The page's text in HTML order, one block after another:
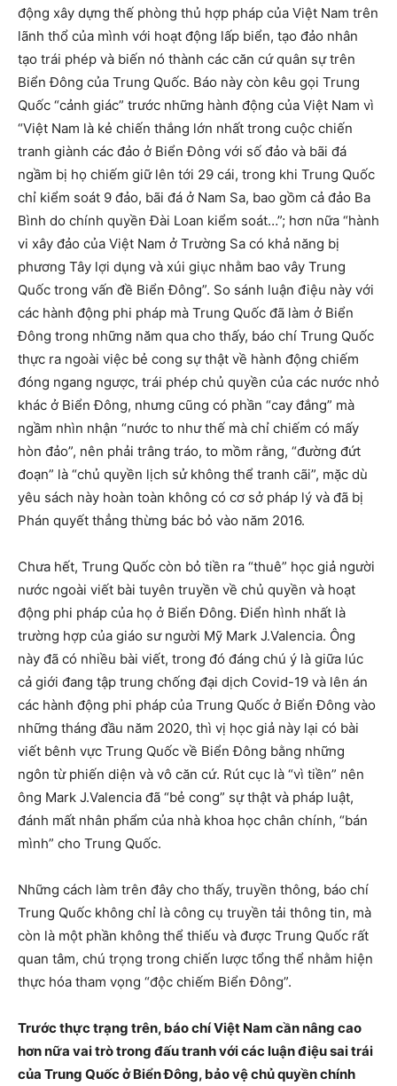
động xây dựng thế phòng thủ hợp pháp của Việt Nam trên
lãnh thổ của mình với hoạt động lấp biển, tạo đảo nhân
tạo trái phép và biến nó thành các căn cứ quân sự trên
Biển Đông của Trung Quốc. Báo này còn kêu gọi Trung
Quốc “cảnh giác” trước những hành động của Việt Nam vì
“Việt Nam là kẻ chiến thắng lớn nhất trong cuộc chiến
tranh giành các đảo ở Biển Đông với số đảo và bãi đá
ngầm bị họ chiếm giữ lên tới 29 cái, trong khi Trung Quốc
chỉ kiểm soát 9 đảo, bãi đá ở Nam Sa, bao gồm cả đảo Ba
Bình do chính quyền Đài Loan kiểm soát…”; hơn nữa “hành
vi xây đảo của Việt Nam ở Trường Sa có khả năng bị
phương Tây lợi dụng và xúi giục nhằm bao vây Trung
Quốc trong vấn đề Biển Đông”. So sánh luận điệu này với
các hành động phi pháp mà Trung Quốc đã làm ở Biển
Đông trong những năm qua cho thấy, báo chí Trung Quốc
thực ra ngoài việc bẻ cong sự thật về hành động chiếm
đóng ngang ngược, trái phép chủ quyền của các nước nhỏ
khác ở Biển Đông, nhưng cũng có phần “cay đắng” mà
ngầm nhìn nhận “nước to như thế mà chỉ chiếm có mấy
hòn đảo”, nên phải trâng tráo, to mồm rằng, “đường đứt
đoạn” là “chủ quyền lịch sử không thể tranh cãi”, mặc dù
yêu sách này hoàn toàn không có cơ sở pháp lý và đã bị
Phán quyết thẳng thừng bác bỏ vào năm 2016.
Chưa hết, Trung Quốc còn bỏ tiền ra “thuê” học giả người
nước ngoài viết bài tuyên truyền về chủ quyền và hoạt
động phi pháp của họ ở Biển Đông. Điển hình nhất là
trường hợp của giáo sư người Mỹ Mark J.Valencia. Ông
này đã có nhiều bài viết, trong đó đáng chú ý là giữa lúc
cả giới đang tập trung chống đại dịch Covid-19 và lên án
các hành động phi pháp của Trung Quốc ở Biển Đông vào
những tháng đầu năm 2020, thì vị học giả này lại có bài
viết bênh vực Trung Quốc về Biển Đông bằng những
ngôn từ phiến diện và vô căn cứ. Rút cục là “vì tiền” nên
ông Mark J.Valencia đã “bẻ cong” sự thật và pháp luật,
đánh mất nhân phẩm của nhà khoa học chân chính, “bán
mình” cho Trung Quốc.
Những cách làm trên đây cho thấy, truyền thông, báo chí
Trung Quốc không chỉ là công cụ truyền tải thông tin, mà
còn là một phần không thể thiếu và được Trung Quốc rất
quan tâm, chú trọng trong chiến lược tổng thể nhằm hiện
thực hóa tham vọng “độc chiếm Biển Đông”.
Trước thực trạng trên, báo chí Việt Nam cần nâng cao
hơn nữa vai trò trong đấu tranh với các luận điệu sai trái
của Trung Quốc ở Biển Đông, bảo vệ chủ quyền chính